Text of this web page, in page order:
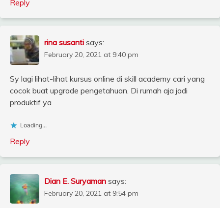
Reply
rina susanti says:
February 20, 2021 at 9:40 pm
Sy lagi lihat-lihat kursus online di skill academy cari yang
cocok buat upgrade pengetahuan. Di rumah aja jadi
produktif ya
Loading...
Reply
Dian E. Suryaman says:
February 20, 2021 at 9:54 pm